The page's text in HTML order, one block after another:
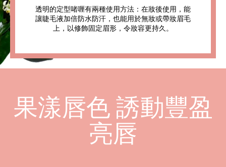
透明的定型啫喱有兩種使用方法：在妝後使用，能
讓睫毛液加倍防水防汗，也能用於無妝或帶妝眉毛
上，以修飾固定眉形，令妝容更持久。
果漾唇色 誘動豐盈
亮唇